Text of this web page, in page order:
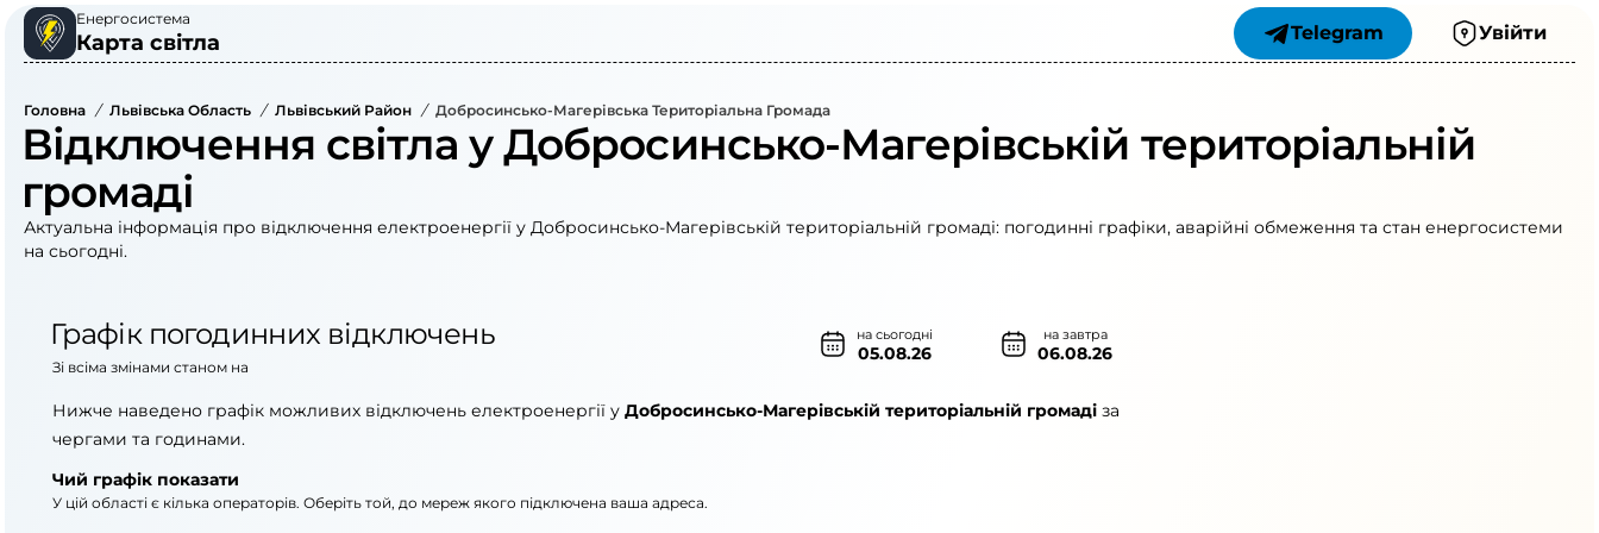
Енергосистема
Карта світла Telegram Увійти
Головна / Львівська Область / Львівський Район / Добросинсько-Магерівська Територіальна Громада
Відключення світла у Добросинсько-Магерівській територіальній
громаді
Актуальна інформація про відключення електроенергії у Добросинсько-Магерівській територіальній громаді: погодинні графіки, аварійні обмеження та стан енергосистеми
на сьогодні.
Графік погодинних відключень на сьогодні
05.08.26
на завтра
06.08.26
Зі всіма змінами станом на
Нижче наведено графік можливих відключень електроенергії у Добросинсько-Магерівській територіальній громаді за
чергами та годинами.
Чий графік показати
У цій області є кілька операторів. Оберіть той, до мереж якого підключена ваша адреса.